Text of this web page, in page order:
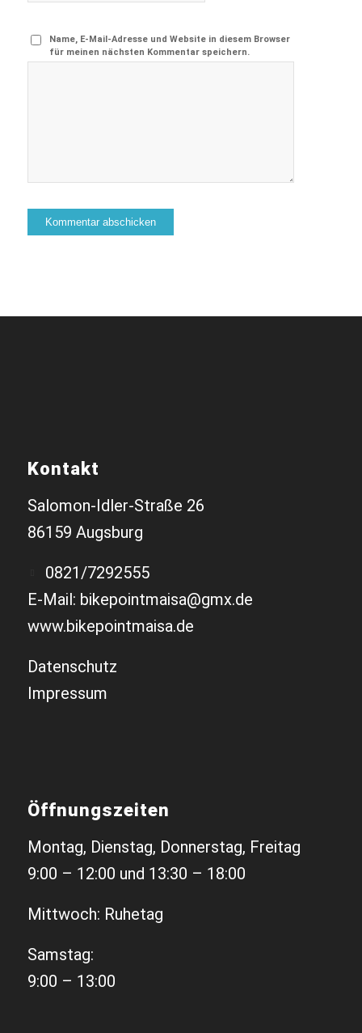
Name, E-Mail-Adresse und Website in diesem Browser
für meinen nächsten Kommentar speichern.
Kontakt
Salomon-Idler-Straße 26
86159 Augsburg
0821/7292555
E-Mail: bikepointmaisa@gmx.de
www.bikepointmaisa.de
Datenschutz
Impressum
Öffnungszeiten
Montag, Dienstag, Donnerstag, Freitag
9:00 – 12:00 und 13:30 – 18:00
Mittwoch: Ruhetag
Samstag:
9:00 – 13:00